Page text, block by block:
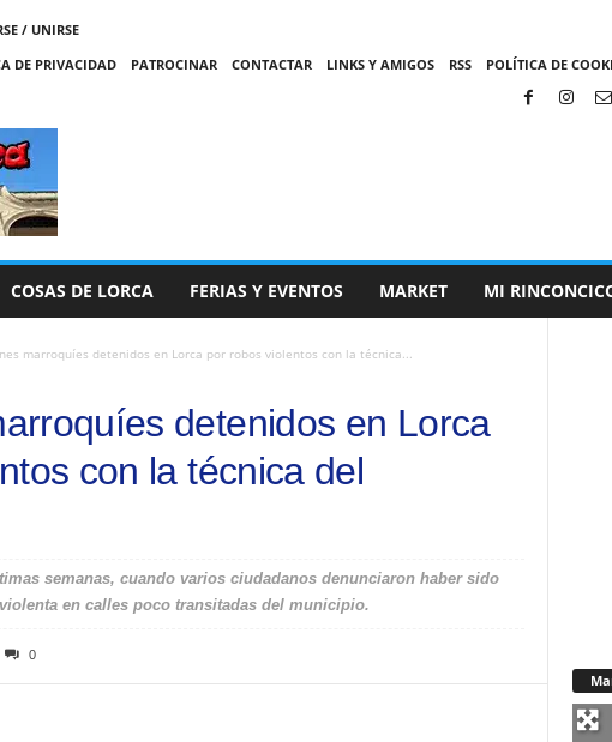
/ UNIRSE
DE PRIVACIDAD PATROCINAR CONTACTAR LINKS Y AMIGOS RSS POLÍTICA DE
COSAS DE LORCA FERIAS Y EVENTOS MARKET MI
marroquíes detenidos en Lorca por robos violentos con la técnica...
detenidos en Lorca
con la técnica del
semanas, cuando varios ciudadanos denunciaron haber sido
en calles poco transitadas del municipio.
0